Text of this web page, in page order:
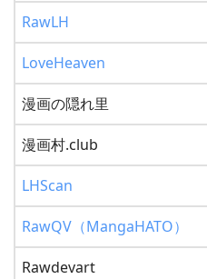
RawLH
LoveHeaven
漫画の隠れ里
漫画村.club
LHScan
RawQV（MangaHATO）
Rawdevart